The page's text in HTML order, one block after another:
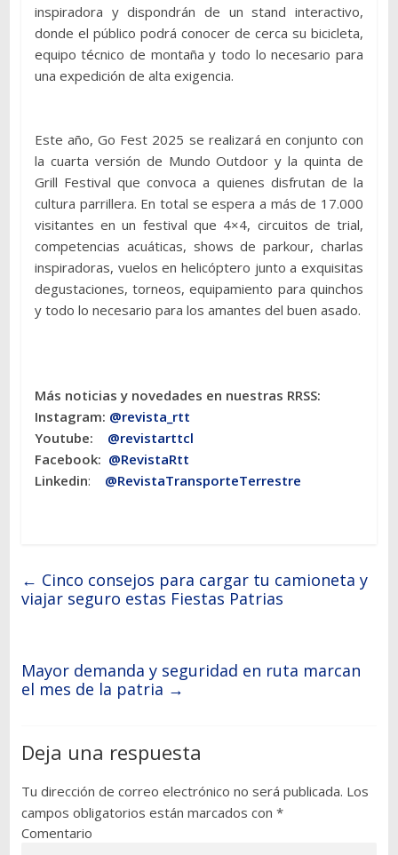
inspiradora y dispondrán de un stand interactivo,
donde el público podrá conocer de cerca su bicicleta,
equipo técnico de montaña y todo lo necesario para
una expedición de alta exigencia.
Este año, Go Fest 2025 se realizará en conjunto con
la cuarta versión de Mundo Outdoor y la quinta de
Grill Festival que convoca a quienes disfrutan de la
cultura parrillera. En total se espera a más de 17.000
visitantes en un festival que 4×4, circuitos de trial,
competencias acuáticas, shows de parkour, charlas
inspiradoras, vuelos en helicóptero junto a exquisitas
degustaciones, torneos, equipamiento para quinchos
y todo lo necesario para los amantes del buen asado.
Más noticias y novedades en nuestras RRSS:
Instagram: @revista_rtt
Youtube: @revistarttcl
Facebook: @RevistaRtt
Linkedin: @RevistaTransporteTerrestre
← Cinco consejos para cargar tu camioneta y
viajar seguro estas Fiestas Patrias
Mayor demanda y seguridad en ruta marcan
el mes de la patria →
Deja una respuesta
Tu dirección de correo electrónico no será publicada. Los
campos obligatorios están marcados con *
Comentario